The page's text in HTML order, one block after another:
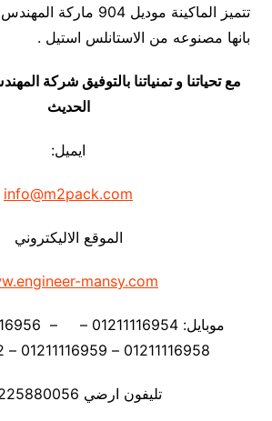
تتميز الماكينة موديل 904
بانها مصنوعه من الاستانلس استيل .
مع تحياتنا و تمنياتنا بالتوفيق شركة
الحديث
ايميل:
info@m2pack.com
الموقع الاليكتروني
mansy.com
تليفون ارضي 0225880056